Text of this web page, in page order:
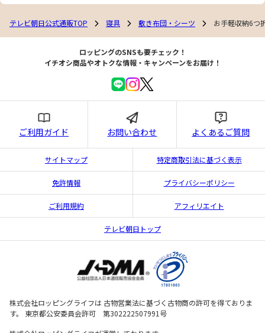
テレビ朝日公式通販TOP 寝具 敷き布団・シーツ お手軽収納6つ
ロッピングのSNSも要チェック！
イチオシ商品やオトクな情報・キャンペーンをお届け！
ご利用ガイド お問い合わせ よくあるご質問
サイトマップ 特定商取引法に基づく表示
免許情報 プライバシーポリシー
ご利用規約 アフィリエイト
テレビ朝日トップ
株式会社ロッピングライフは 古物営業法に基づく古物商の許可を得ておりま
す。 東京都公安委員会許可 第302222507991号